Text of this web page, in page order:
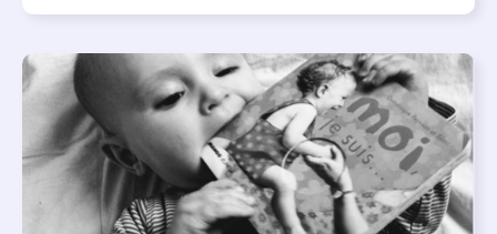
APPEL À SOUTIEN